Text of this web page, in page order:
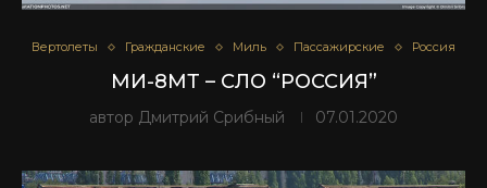
Вертолеты Гражданские Миль Пассажирские Россия
МИ-8МТ – СЛО “РОССИЯ”
автор Дмитрий Срибный 07.01.2020